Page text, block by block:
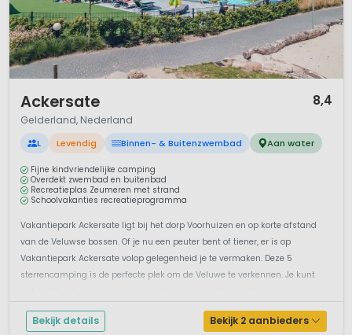
Ackersate 8,4
Gelderland, Nederland
L Levendig Binnen- & Buitenzwembad Aan water
Fijne kindvriendelijke camping
Overdekt zwembad en buitenbad
Recreatieplas Zeumeren met strand
Schoolvakanties recreatieprogramma
Vakantiepark Ackersate ligt bij het dorp Voorhuizen en op korte afstand
van de Veluwse bossen. Of je nu een peuter bent of tiener, er is op
Vakantiepark Ackersate volop gelegenheid je te vermaken. Deze 5
sterrencamping is de perfecte plek om de Veluwe te verkennen. Je kunt
in ...
Bekijk details Bekijk 2 aanbieders